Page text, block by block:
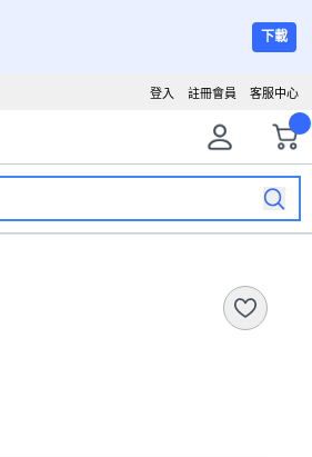
下載
客服中心
註冊會員
登入